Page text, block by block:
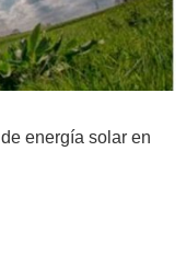
energía solar en